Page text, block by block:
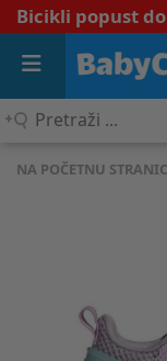
Bicikli popust
Pretraži
NA POČETNU